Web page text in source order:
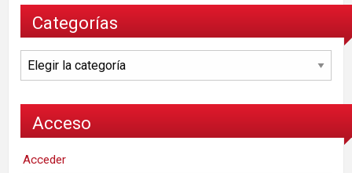
Categorías
Categorías
Acceso
Acceder